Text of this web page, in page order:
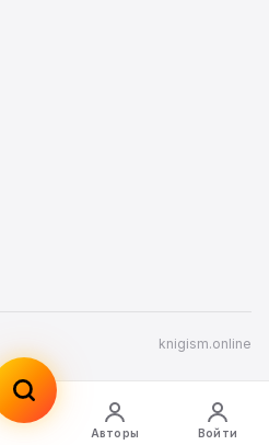
Авторы Войти
knigism.online